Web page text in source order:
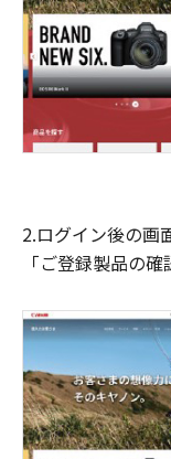
2.ログイン後の画
「ご登録製品の